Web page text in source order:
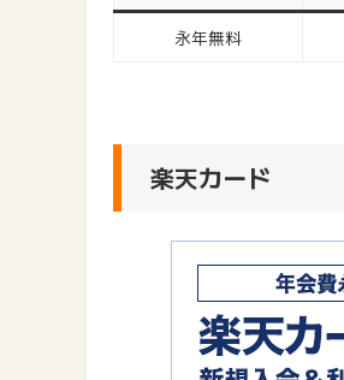
永年無料
楽天カード